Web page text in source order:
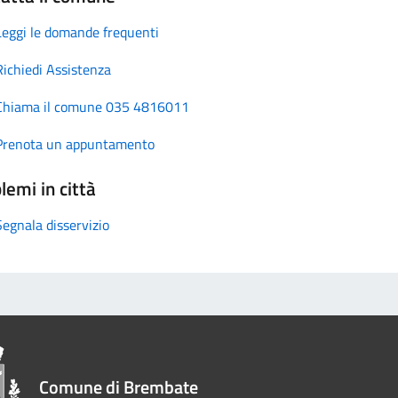
le domande frequenti
Assistenza
il comune 035 4816011
un appuntamento
in città
disservizio
Comune di Brembate